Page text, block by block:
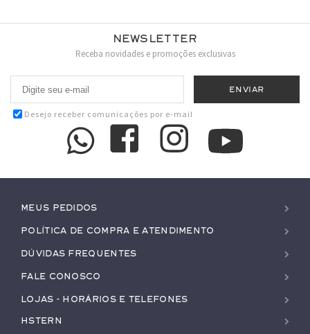
Newsletter
Receba novidades e promoções exclusivas
Desejo receber comunicações por e-mail
Meus pedidos
Política de Compra e Atendimento
Dúvidas Frequentes
Fale conosco
Lojas - Horários e Telefones
HStern